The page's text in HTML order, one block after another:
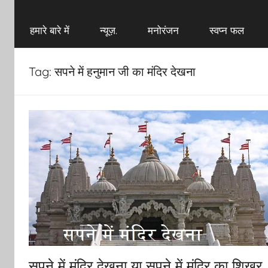
हमारे बारे में न्यूज़. मनोरंजन स्वप्न फल
Tag:सपने में हनुमान जी का मंदिर देखना